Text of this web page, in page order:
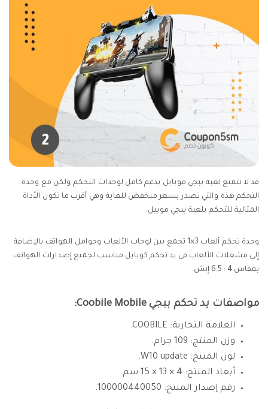
قد لا تتمتع لعبة ببجي موبايل بدعم كامل لوحدات التحكم ولكن مع وحدة
التحكم هذه والتي تصدر بسعر منخفض للغاية وهي أقرب ما تكون الأداة
المثالية للتحكم بلعبة ببجي موبيل.
وحدة تحكم ألعاب 3×1 تجمع بين لوحات الألعاب وحوامل الهواتف بالإضافة
إلى مشغلات الألعاب في يد تحكم كوبايل مناسب لجميع إصدارات الهواتف
بمقاس 4 : 6.5 إنش.
مواصفات يد تحكم ببجي Coobile Mobile:
العلامة التجارية: COOBILE.
وزن المنتج: 109 جرام.
لون المنتج: W10 update.
أبعاد المنتج: 4 × 13 × 15 سم.
رقم إصدار المنتج: 100000440050.